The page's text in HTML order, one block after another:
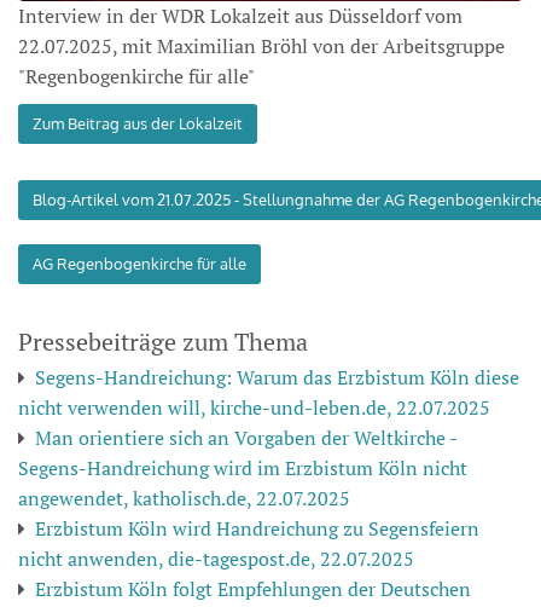
Interview in der WDR Lokalzeit aus Düsseldorf vom
22.07.2025, mit Maximilian Bröhl von der Arbeitsgruppe
"Regenbogenkirche für alle"
Zum Beitrag aus der Lokalzeit
Blog-Artikel vom 21.07.2025 - Stellungnahme der AG
AG Regenbogenkirche für alle
Pressebeiträge zum Thema
Segens-Handreichung: Warum das Erzbistum Köln diese
nicht verwenden will, kirche-und-leben.de, 22.07.2025
Man orientiere sich an Vorgaben der Weltkirche -
Segens-Handreichung wird im Erzbistum Köln nicht
angewendet, katholisch.de, 22.07.2025
Erzbistum Köln wird Handreichung zu Segensfeiern
nicht anwenden, die-tagespost.de, 22.07.2025
Erzbistum Köln folgt Empfehlungen der Deutschen